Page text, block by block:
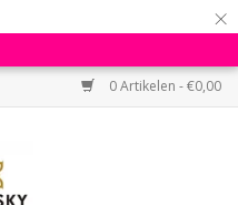
×
0 Artikelen - €0,00